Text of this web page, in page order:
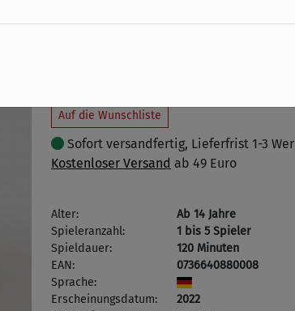
Auf die Wunschliste
Sofort versandfertig, Lieferfrist 1-3
Kostenloser Versand ab 49 Euro
Alter:
Ab 14 Jahre
Spieleranzahl:
1 bis 5 Spieler
Spieldauer:
120 Minuten
EAN:
0736640880008
Sprache:
Erscheinungsdatum:
2022